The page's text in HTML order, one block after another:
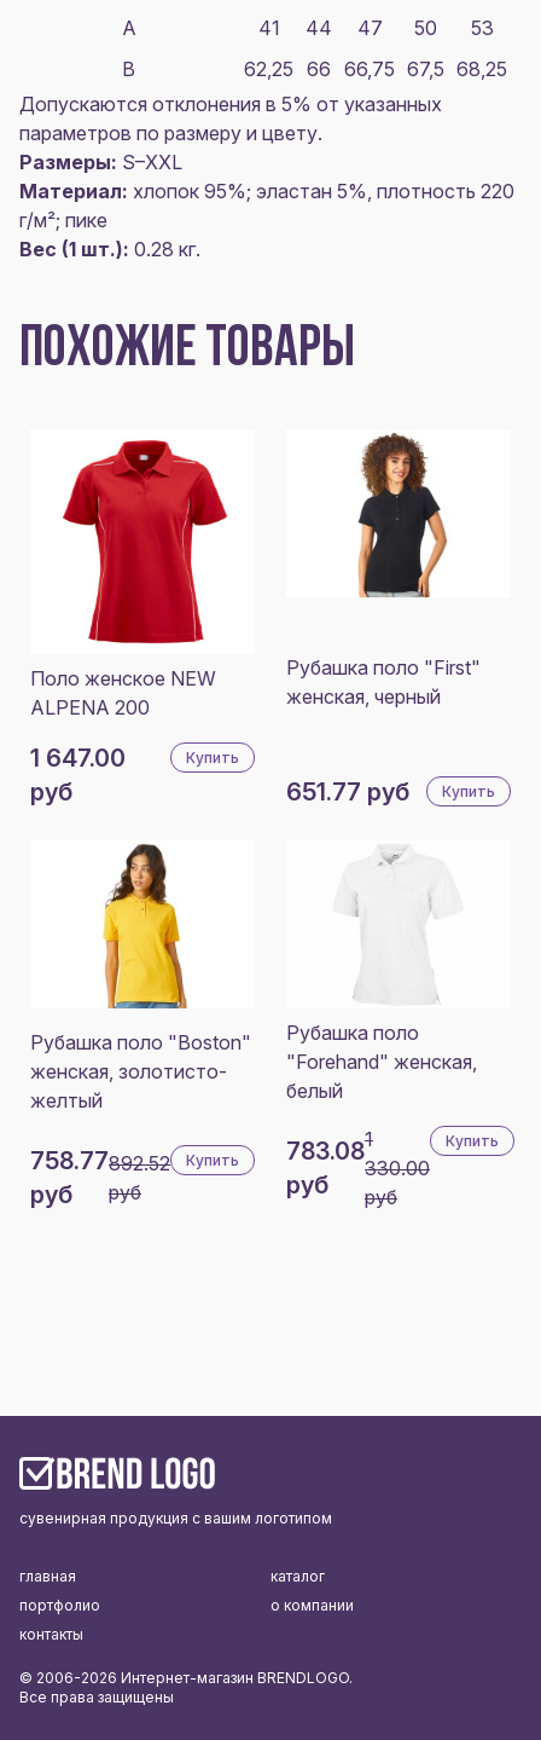
A
41 44 47 50
53
B
62,25 66 66,75 67,5 68,25
Допускаются отклонения в 5% от указанных
параметров по размеру и цвету.
Размеры: S–XXL
Материал: хлопок 95%; эластан 5%, плотность 220
г/м²; пике
Вес (1 шт.): 0.28 кг.
ПОХОЖИЕ ТОВАРЫ
Поло женское NEW
ALPENA 200
1 647.00
руб
Купить
Рубашка поло "First"
женская, черный
651.77 руб Купить
Рубашка поло "Boston"
женская, золотисто-
желтый
758.77
руб
892.52
руб
Купить
Рубашка поло
"Forehand" женская,
белый
783.08
руб
1
330.00
руб
Купить
сувенирная продукция с вашим логотипом
главная
каталог
портфолио
о компании
контакты
© 2006-2026 Интернет-магазин BRENDLOGO.
Все права защищены